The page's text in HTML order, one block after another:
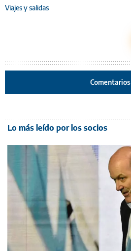
Viajes y salidas
Comentarios
Lo más leído por los socios